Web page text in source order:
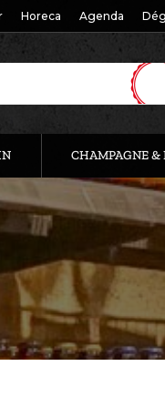
Horeca Agenda
CHAMPAGNE &